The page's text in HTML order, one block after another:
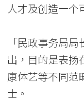
国
际
学
院
人才及创造一个
「民政事务局
出，目的是表扬
康体艺等不同范
士。